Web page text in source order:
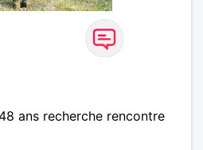
ans recherche rencontre